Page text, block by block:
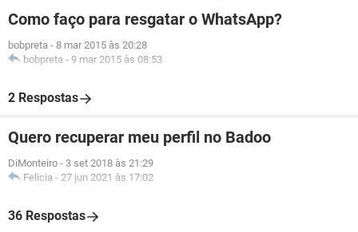
Como faço para resgatar o WhatsApp?
bobpreta - 8 mar 2015 às 20:28
bobpreta - 9 mar 2015 às 08:53
2 Respostas
Quero recuperar meu perfil no Badoo
DiMonteiro - 3 set 2018 às 21:29
Felicia - 27 jun 2021 às 17:02
36 Respostas